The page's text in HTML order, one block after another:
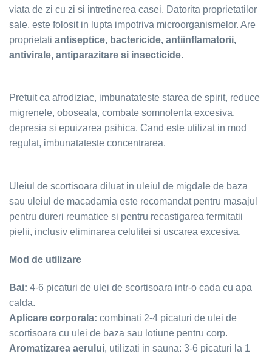
viata de zi cu zi si intretinerea casei. Datorita proprietatilor
sale, este folosit in lupta impotriva microorganismelor. Are
proprietati antiseptice, bactericide, antiinflamatorii,
antivirale, antiparazitare si insecticide.
Pretuit ca afrodiziac, imbunatateste starea de spirit, reduce
migrenele, oboseala, combate somnolenta excesiva,
depresia si epuizarea psihica. Cand este utilizat in mod
regulat, imbunatateste concentrarea.
Uleiul de scortisoara diluat in uleiul de migdale de baza
sau uleiul de macadamia este recomandat pentru masajul
pentru dureri reumatice si pentru recastigarea fermitatii
pielii, inclusiv eliminarea celulitei si uscarea excesiva.
Mod de utilizare
Bai: 4-6 picaturi de ulei de scortisoara intr-o cada cu apa
calda.
Aplicare corporala: combinati 2-4 picaturi de ulei de
scortisoara cu ulei de baza sau lotiune pentru corp.
Aromatizarea aerului, utilizati in sauna: 3-6 picaturi la 1